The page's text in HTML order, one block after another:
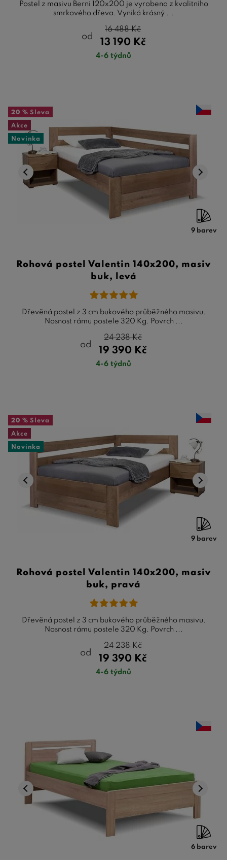
Postel z masivu Berni 120x200 je vyrobena z kvalitního
smrkového dřeva. Vyniká krásný ...
od
13 190 Kč
16 488Kč
4-6 týdnů
20 % Sleva
Akce
Novinka
9 barev
Rohová postel Valentin 140x200, masiv
buk, levá
Dřevěná postel z 3 cm bukového průběžného masivu.
Nosnost rámu postele 320 Kg. Povrch ...
od
19 390 Kč
24 238Kč
4-6 týdnů
20 % Sleva
Akce
Novinka
9 barev
Rohová postel Valentin 140x200, masiv
buk, pravá
Dřevěná postel z 3 cm bukového průběžného masivu.
Nosnost rámu postele 320 Kg. Povrch ...
od
19 390 Kč
24 238Kč
4-6 týdnů
6 barev